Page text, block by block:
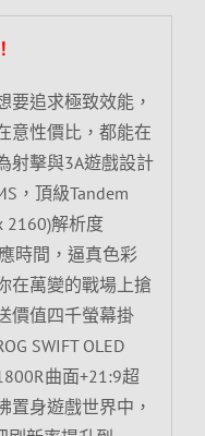
要追求極致效能，
意性價比，都能在
射擊與3A遊戲設計
，頂級Tandem
2160)解析度
時間，逼真色彩
在萬變的戰場上搶
價值四千螢幕掛
SWIFT OLED
曲面+21:9超
置身遊戲世界中，